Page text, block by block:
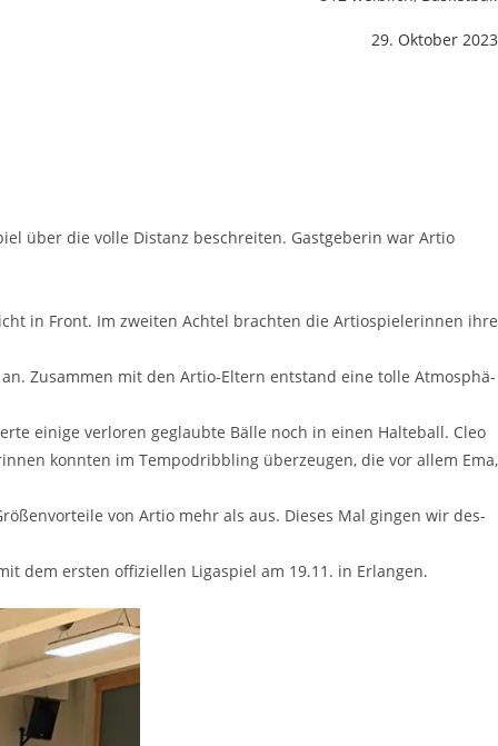
29. Oktober 2023
über die vol­le Distanz beschrei­ten. Gast­ge­be­rin war Artio
in Front. Im zwei­ten Ach­tel brach­ten die Artio­spie­le­rin­nen ihre
Zusam­men mit den Artio-Eltern ent­stand eine tol­le Atmo­sphä­
eini­ge ver­lo­ren geglaub­te Bäl­le noch in einen Hal­te­ball. Cleo
konn­ten im Tem­po­dribb­ling über­zeu­gen, die vor allem Ema,
von Artio mehr als aus. Die­ses Mal gin­gen wir des­
dem ers­ten offi­zi­el­len Liga­spiel am 19.11. in Erlangen.